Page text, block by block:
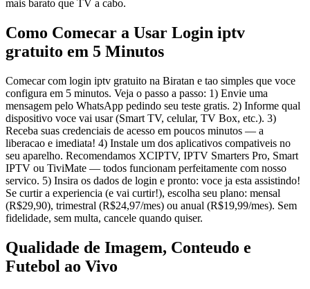
mais barato que TV a cabo.
Como Comecar a Usar Login iptv
gratuito em 5 Minutos
Comecar com login iptv gratuito na Biratan e tao simples que voce
configura em 5 minutos. Veja o passo a passo: 1) Envie uma
mensagem pelo WhatsApp pedindo seu teste gratis. 2) Informe qual
dispositivo voce vai usar (Smart TV, celular, TV Box, etc.). 3)
Receba suas credenciais de acesso em poucos minutos — a
liberacao e imediata! 4) Instale um dos aplicativos compativeis no
seu aparelho. Recomendamos XCIPTV, IPTV Smarters Pro, Smart
IPTV ou TiviMate — todos funcionam perfeitamente com nosso
servico. 5) Insira os dados de login e pronto: voce ja esta assistindo!
Se curtir a experiencia (e vai curtir!), escolha seu plano: mensal
(R$29,90), trimestral (R$24,97/mes) ou anual (R$19,99/mes). Sem
fidelidade, sem multa, cancele quando quiser.
Qualidade de Imagem, Conteudo e
Futebol ao Vivo